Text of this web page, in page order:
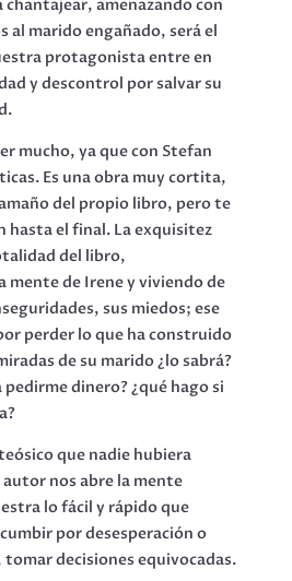
chantajear, amenazando con
al marido engañado, será el
protagonista entre en
y descontrol por salvar su
mucho, ya que con Stefan
Es una obra muy cortita,
del propio libro, pero te
hasta el final. La exquisitez
del libro,
mente de Irene y viviendo de
sus miedos; ese
perder lo que ha construido
de su marido ¿lo sabrá?
pedirme dinero? ¿qué hago si
que nadie hubiera
autor nos abre la mente
lo fácil y rápido que
por desesperación o
tomar decisiones equivocadas.